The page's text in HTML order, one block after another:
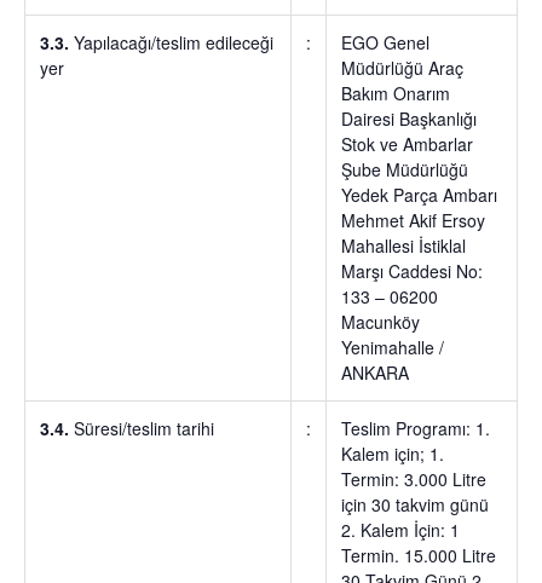
3.3. Yapılacağı/teslim edileceği
yer
:
EGO Genel
Müdürlüğü Araç
Bakım Onarım
Dairesi Başkanlığı
Stok ve Ambarlar
Şube Müdürlüğü
Yedek Parça Ambarı
Mehmet Akif Ersoy
Mahallesi İstiklal
Marşı Caddesi No:
133 – 06200
Macunköy
Yenimahalle /
ANKARA
3.4. Süresi/teslim tarihi :
Teslim Programı: 1.
Kalem için; 1.
Termin: 3.000 Litre
için 30 takvim günü
2. Kalem İçin: 1
Termin. 15.000 Litre